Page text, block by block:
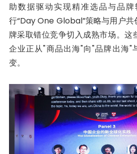
助数据驱动实现精准选品与品
行“Day One Global”策略与用户共
牌采取错位竞争切入成熟市场。这
企业正从"商品出海"向"品牌出海"
变。